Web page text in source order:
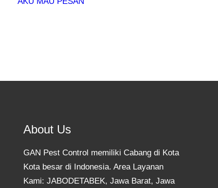
About Us
GAN Pest Control memiliki Cabang di Kota
Kota besar di Indonesia. Area Layanan
Kami: JABODETABEK, Jawa Barat, Jawa